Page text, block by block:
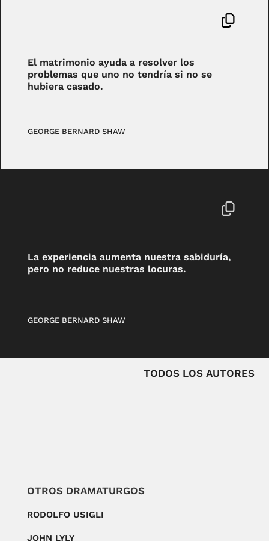
El matrimonio ayuda a resolver los
problemas que uno no tendría si no se
hubiera casado.
GEORGE BERNARD SHAW
La experiencia aumenta nuestra sabiduría,
pero no reduce nuestras locuras.
GEORGE BERNARD SHAW
TODOS LOS AUTORES
OTROS DRAMATURGOS
RODOLFO USIGLI
JOHN LYLY